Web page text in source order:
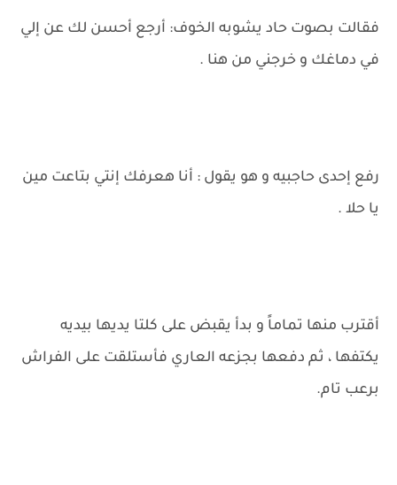
فقالت بصوت حاد يشوبه الخوف: أرجع أحسن لك عن إلي
في دماغك و خرجني من هنا .
رفع إحدى حاجبيه و هو يقول : أنا هعرفك إنتي بتاعت مين
يا حلا .
أقترب منها تماماً و بدأ يقبض على كلتا يديها بيديه
يكتفها ، ثم دفعها بجزعه العاري فأستلقت على الفراش
برعب تام.